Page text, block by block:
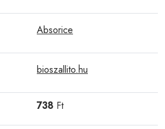
Absorice
bioszallito.hu
738 Ft